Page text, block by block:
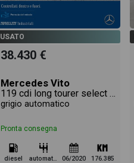
USATO
38.430 €
Mercedes Vito
119 cdi long tourer select auto my19
grigio automatico
Pronta consegna
diesel automatico 06/2020 176.385